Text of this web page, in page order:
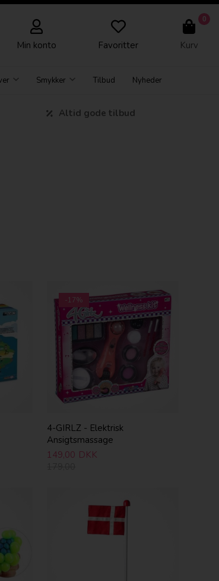
Min konto Favoritter
0
Kurv
Smykker Tilbud Nyheder
Altid gode tilbud
-17%
4-GIRLZ - Elektrisk
Ansigtsmassage
149,00 DKK